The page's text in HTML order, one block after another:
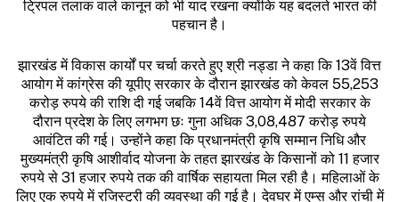
ट्रिपल तलाक वाले कानून को भी याद रखना क्योंकि यह बदलते भारत की
पहचान है।
झारखंड में विकास कार्यों पर चर्चा करते हुए श्री नड्डा ने कहा कि 13वें वित्त
आयोग में कांग्रेस की यूपीए सरकार के दौरान झारखंड को केवल 55,253
करोड़ रुपये की राशि दी गई जबकि 14वें वित्त आयोग में मोदी सरकार के
दौरान प्रदेश के लिए लगभग छः गुना अधिक 3,08,487 करोड़ रुपये
आवंटित की गई। उन्होंने कहा कि प्रधानमंत्री कृषि सम्मान निधि और
मुख्यमंत्री कृषि आशीर्वाद योजना के तहत झारखंड के किसानों को 11 हजार
रुपये से 31 हजार रुपये तक की वार्षिक सहायता मिल रही है। महिलाओं के
लिए एक रुपये में रजिस्ट्री की व्यवस्था की गई है। देवघर में एम्स और रांची में